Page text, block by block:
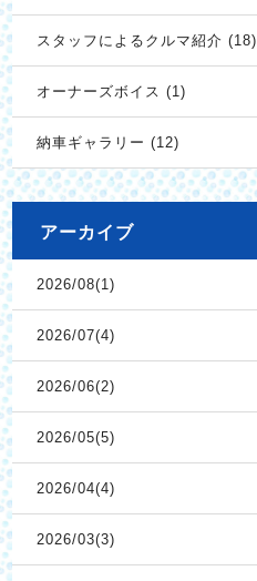
スタッフによるクルマ紹介 (18)
オーナーズボイス (1)
納車ギャラリー (12)
アーカイブ
2026/08(1)
2026/07(4)
2026/06(2)
2026/05(5)
2026/04(4)
2026/03(3)